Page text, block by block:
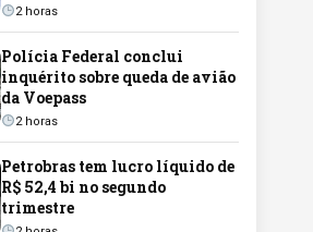
2 horas
Polícia Federal conclui
inquérito sobre queda de avião
da Voepass
2 horas
Petrobras tem lucro líquido de
R$ 52,4 bi no segundo
trimestre